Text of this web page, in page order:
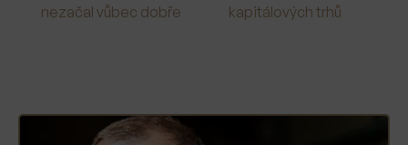
nezačal vůbec dobře
kapitálových trhů